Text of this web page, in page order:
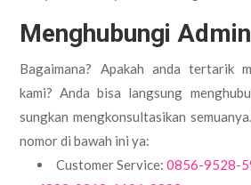
Menghubungi
Bagaimana? Apakah anda tertarik
kami? Anda bisa langsung
sungkan mengkonsultasikan
nomor di bawah ini ya:
Customer Service:0856-9528-